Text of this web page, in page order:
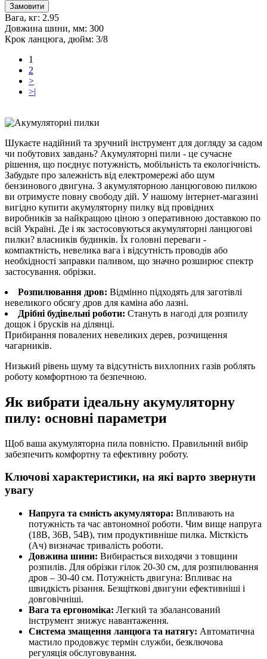
Замовити
Вага, кг: 2.95
Довжина шини, мм: 300
Крок ланцюга, дюйм: 3/8
1
2
>
>|
Шукаєте надійний та зручний інструмент для догляду за садом
чи побутових завдань? Акумуляторні пили - це сучасне
рішення, що поєднує потужність, мобільність та екологічність.
Забудьте про залежність від електромережі або шум
бензинового двигуна. З акумуляторною ланцюговою пилкою
ви отримуєте повну свободу дій. У нашому інтернет-магазині
вигідно купити акумуляторну пилку від провідних
виробників за найкращою ціною з оперативною доставкою по
всій Україні. Де і як застосовуються акумуляторні ланцюгові
пилки? власників будинків. Їх головні переваги -
компактність, невелика вага і відсутність проводів або
необхідності заправки паливом, що значно розширює спектр
застосування. обрізки.
Розпилювання дров: Відмінно підходять для заготівлі
невеликого обсягу дров для каміна або лазні.
Дрібні будівельні роботи: Стануть в нагоді для розпилу
дощок і брусків на ділянці.
Прибирання повалених невеликих дерев, розчищення
чагарників.
Низький рівень шуму та відсутність вихлопних газів роблять
роботу комфортною та безпечною.
Як вибрати ідеальну акумуляторну
пилу: основні параметри
Щоб ваша акумуляторна пила повністю. Правильний вибір
забезпечить комфортну та ефективну роботу.
Ключові характеристики, на які варто звернути
увагу
Напруга та ємність акумулятора: Впливають на
потужність та час автономної роботи. Чим вище напруга
(18В, 36В, 54В), тим продуктивніше пилка. Місткість
(Ач) визначає тривалість роботи.
Довжина шини: Вибирається виходячи з товщини
розпилів. Для обрізки гілок 20-30 см, для розпилювання
дров – 30-40 см. Потужність двигуна: Впливає на
швидкість різання. Безщіткові двигуни ефективніші і
довговічніші.
Вага та ергономіка: Легкий та збалансований
інструмент знижує навантаження.
Система змащення ланцюга та натягу: Автоматична
мастило продовжує термін служби, безключова
регуляція обслуговування.